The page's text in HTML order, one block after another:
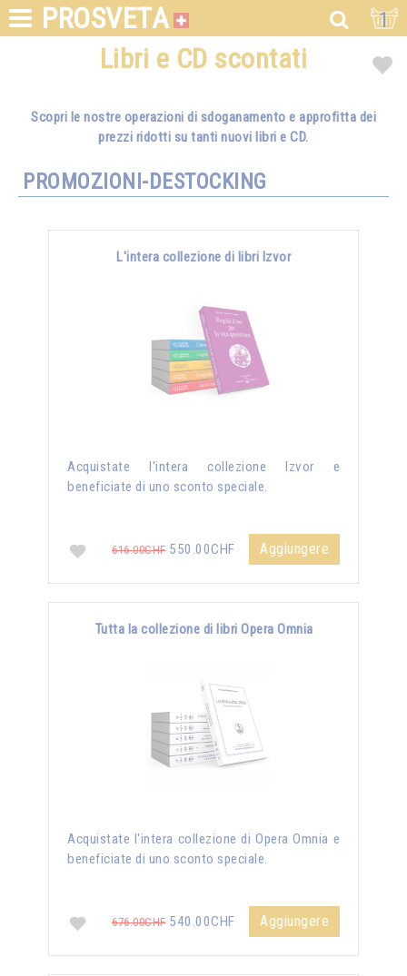
PROSVETA 1
Libri e CD scontati
Scopri le nostre operazioni di sdoganamento e approfitta dei
prezzi ridotti su tanti nuovi libri e CD.
PROMOZIONI-DESTOCKING
L'intera collezione di libri Izvor
Acquistate l'intera collezione Izvor e
beneficiate di uno sconto speciale.
616.00CHF550.00CHF Aggiungere
Tutta la collezione di libri Opera Omnia
Acquistate l'intera collezione di Opera Omnia e
beneficiate di uno sconto speciale.
676.00CHF540.00CHF Aggiungere